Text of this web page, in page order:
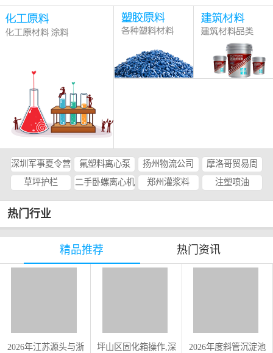
深圳军事夏令营 氟塑料离心泵 扬州物流公司
摩洛哥贸易周
草坪护栏
二手卧螺离心机 郑州灌浆料 注塑喷油
热门行业
精品推荐 热门资讯
2026年江苏源头与浙
坪山区固化箱操作,深
2026年度斜管沉淀池